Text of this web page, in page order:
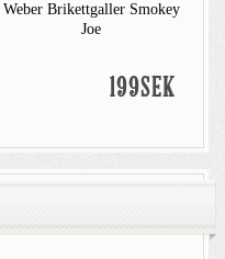
Weber Brikettgaller Smokey
Joe
199SEK